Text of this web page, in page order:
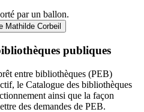
Mathilde Corbeil
publiques
entre bibliothèques (PEB)
le Catalogue des bibliothèques
ainsi que la façon
des demandes de PEB.